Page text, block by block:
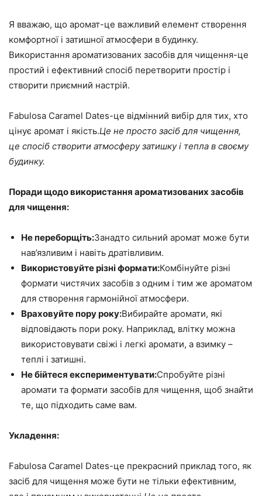
Я вважаю, що аромат-це важливий елемент створення
комфортної і затишної атмосфери в будинку.
Використання ароматизованих засобів для чищення-це
простий і ефективний спосіб перетворити простір і
створити приємний настрій.
Fabulosa Caramel Dates-це відмінний вибір для тих, хто
цінує аромат і якість.Це не просто засіб для чищення,
це спосіб створити атмосферу затишку і тепла в своєму
будинку.
Поради щодо використання ароматизованих засобів
для чищення:
Не переборщіть:Занадто сильний аромат може бути
нав’язливим і навіть дратівливим.
Використовуйте різні формати:Комбінуйте різні
формати чистячих засобів з одним і тим же ароматом
для створення гармонійної атмосфери.
Враховуйте пору року:Вибирайте аромати, які
відповідають пори року. Наприклад, влітку можна
використовувати свіжі і легкі аромати, а взимку –
теплі і затишні.
Не бійтеся експериментувати:Спробуйте різні
аромати та формати засобів для чищення, щоб знайти
те, що підходить саме вам.
Укладення:
Fabulosa Caramel Dates-це прекрасний приклад того, як
засіб для чищення може бути не тільки ефективним,